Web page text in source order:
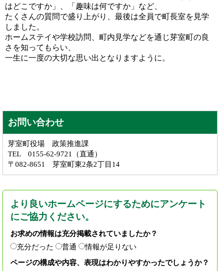
はどこですか」、「趣味は何ですか」など、
たくさんの質問で盛り上がり、最後は全員で町長室を見学
しました。
ホームステイや学校訪問、町内見学などを通じ芽室町の良
さを知ってもらい、
一生に一度の大切な思い出となりますように。
お問い合わせ
芽室町役場 政策推進課
TEL 0155-62-9721（直通）
〒082-8651 芽室町東2条2丁目14
より良いホームページにするためにアンケート
にご協力ください。
お求めの情報は充分掲載されていましたか？
充分だった
普通
情報が足りない
ページの構成や内容、表現はわかりやすかったでしょうか？